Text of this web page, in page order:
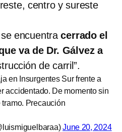
centro y sureste
encuentracerrado el
va de Dr. Gálvez a
de carril”.
en Insurgentes Sur frente a
accidentado. De momento sin
Precaución
June 20, 2024